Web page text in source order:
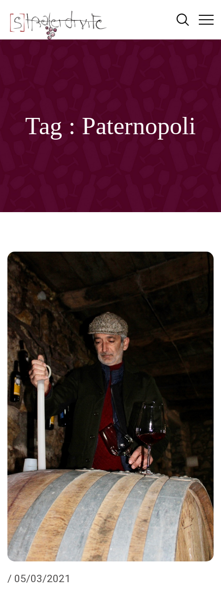
Tag : Paternopoli
/ 05/03/2021